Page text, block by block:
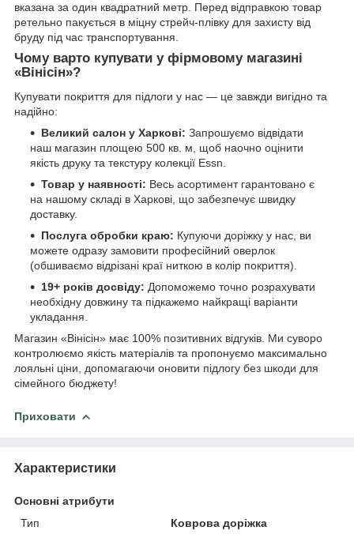
вказана за один квадратний метр. Перед відправкою товар
ретельно пакується в міцну стрейч-плівку для захисту від
бруду під час транспортування.
Чому варто купувати у фірмовому магазині
«Вінісін»?
Купувати покриття для підлоги у нас — це завжди вигідно та
надійно:
Великий салон у Харкові: Запрошуємо відвідати
наш магазин площею 500 кв. м, щоб наочно оцінити
якість друку та текстуру колекції Essn.
Товар у наявності: Весь асортимент гарантовано є
на нашому складі в Харкові, що забезпечує швидку
доставку.
Послуга обробки краю: Купуючи доріжку у нас, ви
можете одразу замовити професійний оверлок
(обшиваємо відрізані краї ниткою в колір покриття).
19+ років досвіду: Допоможемо точно розрахувати
необхідну довжину та підкажемо найкращі варіанти
укладання.
Магазин «Вінісін» має 100% позитивних відгуків. Ми суворо
контролюємо якість матеріалів та пропонуємо максимально
лояльні ціни, допомагаючи оновити підлогу без шкоди для
сімейного бюджету!
Приховати
Характеристики
Основні атрибути
Тип
Коврова доріжка